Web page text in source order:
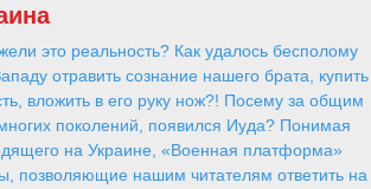
это реальность? Как удалось бесполому
отравить сознание нашего брата, купить
вложить в его руку нож?! Посему за общим
поколений, появился Иуда? Понимая
на Украине, «Военная платформа»
позволяющие нашим читателям ответить на